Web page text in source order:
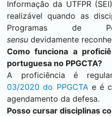
Informação da UTFPR (SEI
realizável quando as
Programas de
sensu devidamente
Como funciona a
portuguesa no PPGCTA?
A proficiência é
03/2020 do PPGCTAe é
agendamento da defesa.
Posso cursar disciplinas